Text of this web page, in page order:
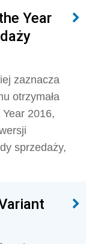
Year
zaznacza
otrzymała
2016,
sprzedaży,